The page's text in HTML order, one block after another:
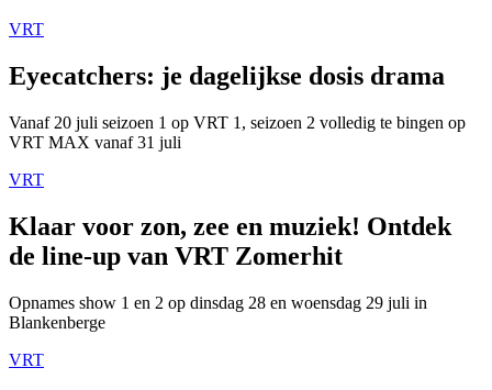
VRT
Eyecatchers: je dagelijkse dosis drama
Vanaf 20 juli seizoen 1 op VRT 1, seizoen 2 volledig te bingen op
VRT MAX vanaf 31 juli
VRT
Klaar voor zon, zee en muziek! Ontdek
de line-up van VRT Zomerhit
Opnames show 1 en 2 op dinsdag 28 en woensdag 29 juli in
Blankenberge
VRT